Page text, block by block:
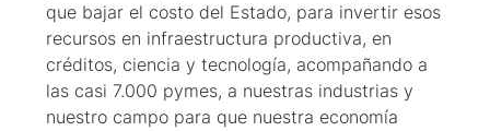
que bajar el costo del Estado, para invertir esos
recursos en infraestructura productiva, en
créditos, ciencia y tecnología, acompañando a
las casi 7.000 pymes, a nuestras industrias y
nuestro campo para que nuestra economía